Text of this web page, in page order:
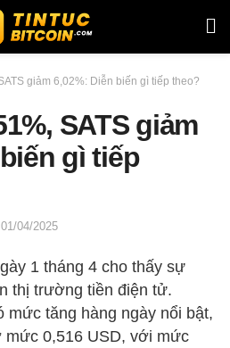
giảm 6,02%: Diễn biến gì tiếp theo?
SATS giảm
gì tiếp
01/04/2025
1 tháng 4 cho thấy sự
thị trường tiền điện tử.
mức tăng hàng ngày nổi bật,
mức 0,516 USD, với mức